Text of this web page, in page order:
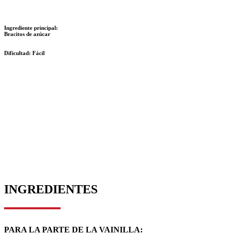
Ingrediente principal:
Bracitos de azúcar
Dificultad: Fácil
INGREDIENTES
PARA LA PARTE DE LA VAINILLA: